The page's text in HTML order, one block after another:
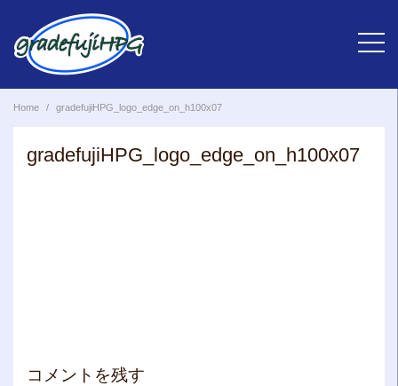
content
Home gradefujiHPG_logo_edge_on_h100x07
gradefujiHPG_logo_edge_on_h100x07
コメントを残す